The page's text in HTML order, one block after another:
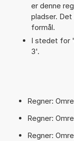
er denne
pladser.
formål.
I stedet for
3'.
Regner:
Regner:
Regner: